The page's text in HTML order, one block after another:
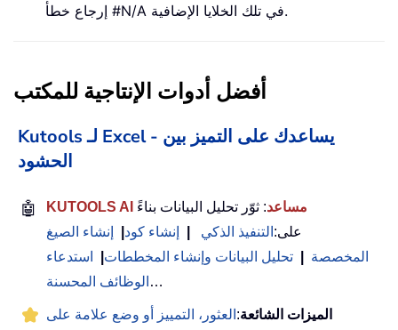
إرجاع خطأ #N/A في تلك الخلايا الإضافية.
أفضل أدوات الإنتاجية للمكتب
Kutools لـ Excel - يساعدك على التميز بين
الحشود
🤖 KUTOOLS AI مساعد: ثوّر تحليل البيانات بناءً
على: التنفيذ الذكي إنشاء كود
إنشاء الصيغ
المخصصة
تحليل البيانات وإنشاء المخططات
استدعاء
الوظائف المحسنة …
الميزات الشائعة: العثور، التمييز أو وضع علامة على